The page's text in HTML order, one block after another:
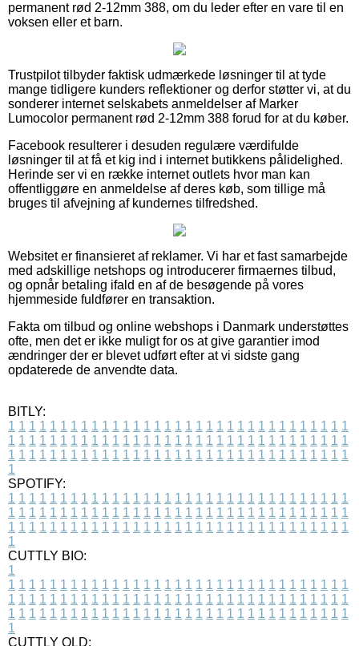
permanent rød 2-12mm 388, om du leder efter en vare til en
voksen eller et barn.
Trustpilot tilbyder faktisk udmærkede løsninger til at tyde
mange tidligere kunders reflektioner og derfor støtter vi, at du
sonderer internet selskabets anmeldelser af Marker
Lumocolor permanent rød 2-12mm 388 forud for at du køber.
Facebook resulterer i desuden regulære værdifulde
løsninger til at få et kig ind i internet butikkens pålidelighed.
Herinde ser vi en række internet outlets hvor man kan
offentliggøre en anmeldelse af deres køb, som tillige må
bruges til afvejning af kundernes tilfredshed.
Websitet er finansieret af reklamer. Vi har et fast samarbejde
med adskillige netshops og introducerer firmaernes tilbud,
og opnår betaling ifald en af de besøgende på vores
hjemmeside fuldfører en transaktion.
Fakta om tilbud og online webshops i Danmark understøttes
ofte, men det er ikke muligt for os at give garantier imod
ændringer der er blevet udført efter at vi sidste gang
opdaterede de anvendte data.
BITLY:
1 1 1 1 1 1 1 1 1 1 1 1 1 1 1 1 1 1 1 1 1 1 1 1 1 1 1 1 1 1 1 1 1
1 1 1 1 1 1 1 1 1 1 1 1 1 1 1 1 1 1 1 1 1 1 1 1 1 1 1 1 1 1 1 1 1
1 1 1 1 1 1 1 1 1 1 1 1 1 1 1 1 1 1 1 1 1 1 1 1 1 1 1 1 1 1 1 1 1
1
SPOTIFY:
1 1 1 1 1 1 1 1 1 1 1 1 1 1 1 1 1 1 1 1 1 1 1 1 1 1 1 1 1 1 1 1 1
1 1 1 1 1 1 1 1 1 1 1 1 1 1 1 1 1 1 1 1 1 1 1 1 1 1 1 1 1 1 1 1 1
1 1 1 1 1 1 1 1 1 1 1 1 1 1 1 1 1 1 1 1 1 1 1 1 1 1 1 1 1 1 1 1 1
1
CUTTLY BIO:
1
1 1 1 1 1 1 1 1 1 1 1 1 1 1 1 1 1 1 1 1 1 1 1 1 1 1 1 1 1 1 1 1 1
1 1 1 1 1 1 1 1 1 1 1 1 1 1 1 1 1 1 1 1 1 1 1 1 1 1 1 1 1 1 1 1 1
1 1 1 1 1 1 1 1 1 1 1 1 1 1 1 1 1 1 1 1 1 1 1 1 1 1 1 1 1 1 1 1 1
1
CUTTLY OLD: